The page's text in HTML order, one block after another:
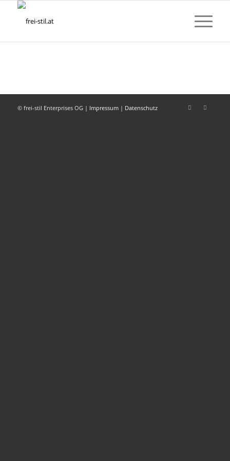
© frei-stil Enterprises OG | Impressum| Datenschutz